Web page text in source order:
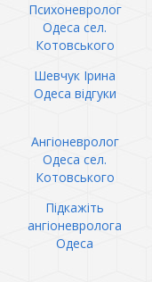
Психоневролог
Одеса сел.
Котовського
Шевчук Ірина
Одеса відгуки
Ангіоневролог
Одеса сел.
Котовського
Підкажіть
ангіоневролога
Одеса